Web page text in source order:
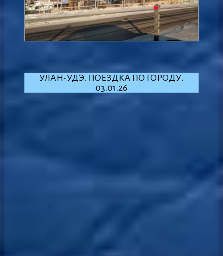
УЛАН-УДЭ. ПОЕЗДКА ПО ГОРОДУ.
03.01.26